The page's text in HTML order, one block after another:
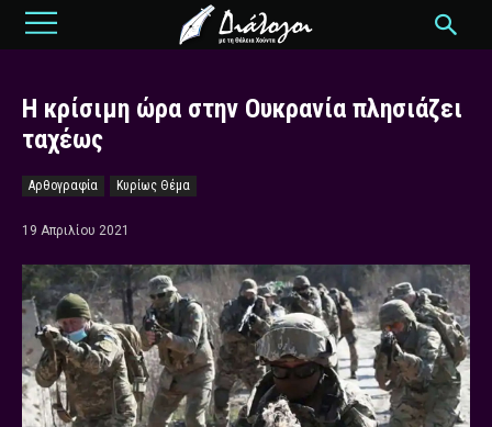
Η κρίσιμη ώρα στην Ουκρανία πλησιάζει
ταχέως
Αρθογραφία Κυρίως Θέμα
19 Απριλίου 2021